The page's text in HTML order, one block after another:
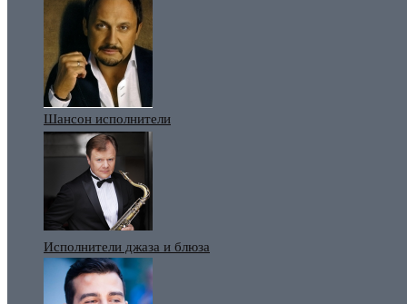
Шансон исполнители
Исполнители джаза и блюза